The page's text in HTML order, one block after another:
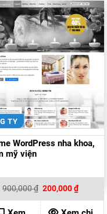
TY
WordPress nha khoa,
mỹ viện
900,000₫ Giá
gốc
là:
900,000 ₫.
200,000₫Giá
hiện
tại
là: